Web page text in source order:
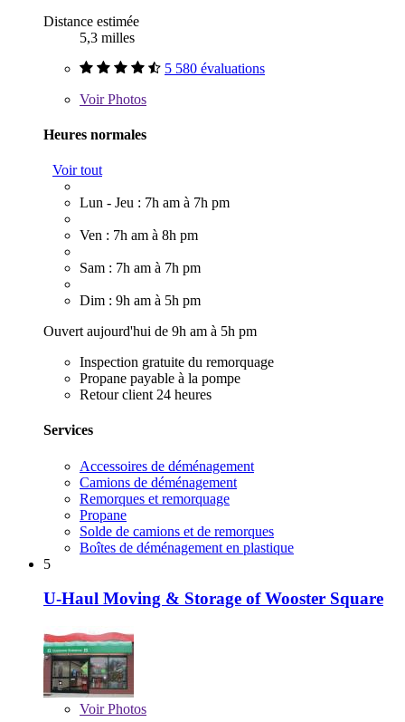
Distance estimée
5,3 milles
5 580 évaluations
VoirPhotos
Heures normales
Voir tout
Lun - Jeu : 7h am à 7h pm
Ven : 7h am à 8h pm
Sam : 7h am à 7h pm
Dim : 9h am à 5h pm
Ouvert aujourd'hui de 9h am à 5h pm
Inspection gratuite du remorquage
Propane payable à la pompe
Retour client 24 heures
Services
Accessoires de déménagement
Camions de déménagement
Remorques et remorquage
Propane
Solde de camions et de remorques
Boîtes de déménagement en plastique
5
U-Haul Moving & Storage of Wooster Square
VoirPhotos